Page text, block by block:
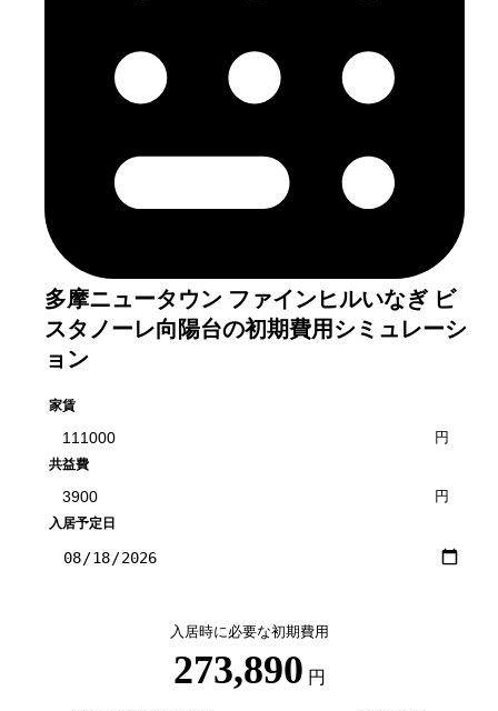
多摩ニュータウン ファインヒルいなぎ ビ
スタノーレ向陽台の初期費用シミュレーシ
ョン
家賃
円
共益費
円
入居予定日
入居時に必要な初期費用
273,890 円